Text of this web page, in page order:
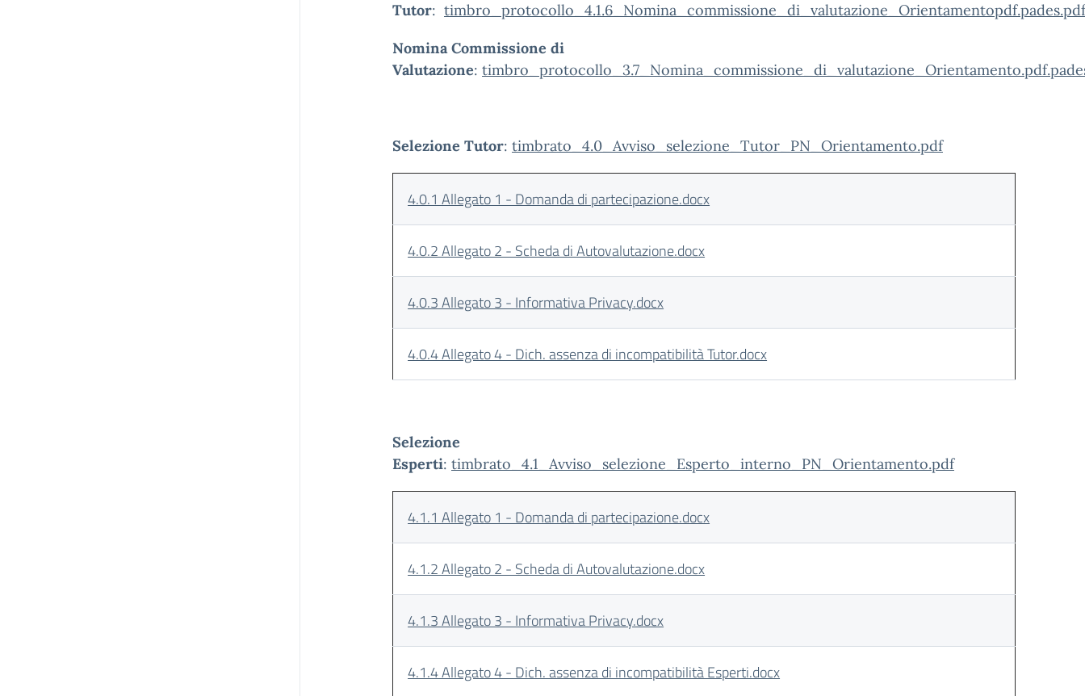
Tutor: timbro_protocollo_4.1.6_Nomina_commissione_di_valutazione_Orientamentopdf.pades.pdf
Nomina Commissione di
Valutazione:
Selezione Tutor: timbrato_4.0_Avviso_selezione_Tutor_PN_Orientamento.pdf
4.0.1 Allegato 1 - Domanda di partecipazione.docx
4.0.2 Allegato 2 - Scheda di Autovalutazione.docx
4.0.3 Allegato 3 - Informativa Privacy.docx
4.0.4 Allegato 4 - Dich. assenza di incompatibilità Tutor.docx
Selezione
Esperti: timbrato_4.1_Avviso_selezione_Esperto_interno_PN_Orientamento.pdf
4.1.1 Allegato 1 - Domanda di partecipazione.docx
4.1.2 Allegato 2 - Scheda di Autovalutazione.docx
4.1.3 Allegato 3 - Informativa Privacy.docx
4.1.4 Allegato 4 - Dich. assenza di incompatibilità Esperti.docx